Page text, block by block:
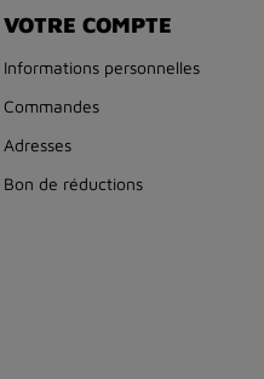
VOTRE COMPTE
Informations personnelles
Commandes
Adresses
Bon de réductions